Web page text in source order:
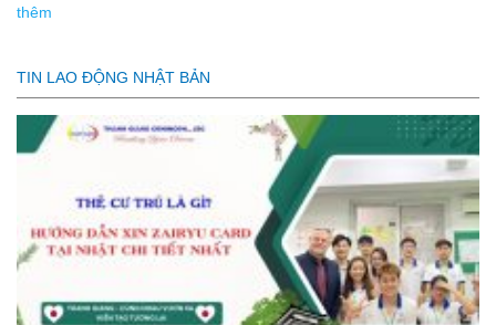
thêm
TIN LAO ĐỘNG NHẬT BẢN